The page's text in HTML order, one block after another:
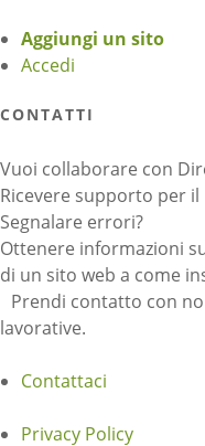
Aggiungi un sito
Accedi
CONTATTI
Vuoi collaborare con
Ricevere supporto per
Segnalare errori?
Ottenere informazioni
di un sito web a come
Prendi contatto con
lavorative.
Contattaci
Privacy Policy